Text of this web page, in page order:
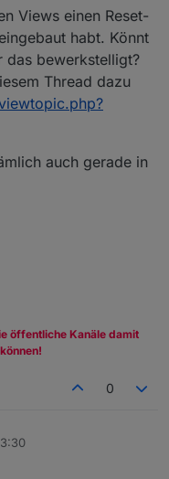
Views einen Reset-
habt. Könnt
das bewerkstelligt?
Thread dazu
auch gerade in
öffentliche Kanäle damit
0